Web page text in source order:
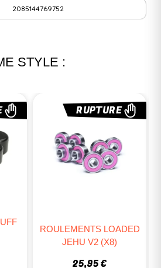
2085144769752
STYLE :
ROULEMENTS ET
WASHERS YOW
25,80 €